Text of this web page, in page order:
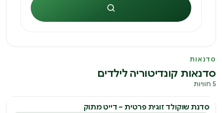
חיפוש
סדנאות
סדנאות קונדיטוריה לילדים
5 חוויות
סדנה
סדנת שוקולד זוגית פרטית – דייט מתוק